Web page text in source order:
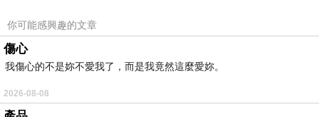
你可能感興趣的文章
傷心
我傷心的不是妳不愛我了，而是我竟然這麼愛妳。
2026-08-08